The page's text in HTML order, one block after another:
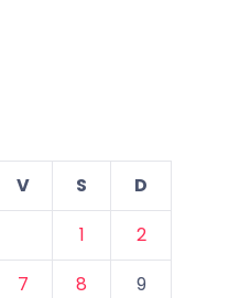
V S
D
1
2
7 8
9